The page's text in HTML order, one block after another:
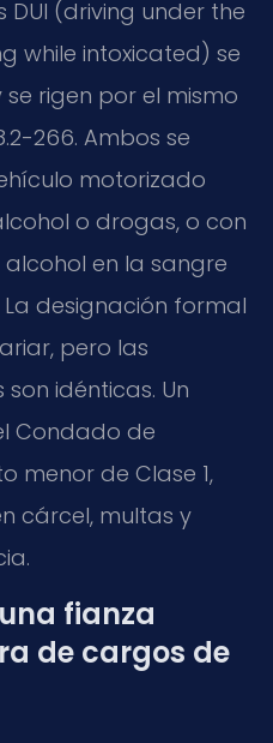
DUI (driving under the
while intoxicated) se
rigen por el mismo
266. Ambos se
motorizado
o drogas, o con
en la sangre
La designación formal
pero las
idénticas. Un
Condado de
menor de Clase 1,
cárcel, multas y
fianza
de cargos de